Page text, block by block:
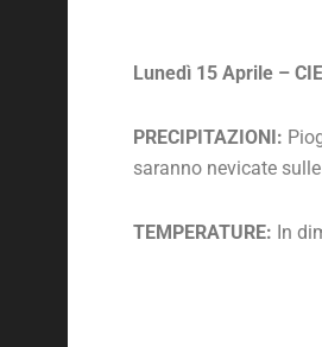
Lunedì 15 Aprile –
PRECIPITAZIONI:
saranno nevicate
TEMPERATURE: In